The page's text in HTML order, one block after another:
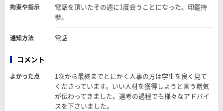
拘束や指示
電話を頂いたその週に1度会うことになった。印鑑持
参。
通知方法 電話
コメント
よかった点
1次から最終までとにかく人事の方は学生を良く見て
くださっています。いい人材を獲得しようと言う覇気
が伝わってきました。選考の過程でも様々なアドバイ
スを下さいました。